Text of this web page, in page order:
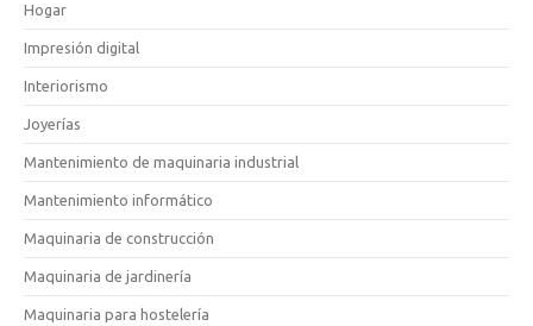
Hogar
Impresión digital
Interiorismo
Joyerías
Mantenimiento de maquinaria industrial
Mantenimiento informático
Maquinaria de construcción
Maquinaria de jardinería
Maquinaria para hostelería